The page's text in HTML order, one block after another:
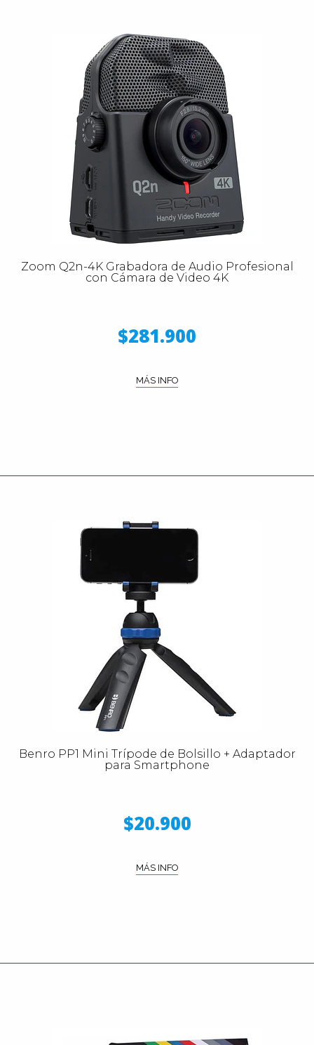
Zoom Q2n-4K Grabadora de Audio Profesional
con Cámara de Video 4K
$281.900
MÁS INFO
Benro PP1 Mini Trípode de Bolsillo + Adaptador
para Smartphone
$20.900
MÁS INFO